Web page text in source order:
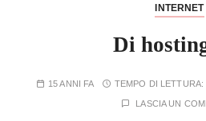
INTERNET
Di
15 ANNI FA TEMPO DI LETTURA:
LASCIA UN